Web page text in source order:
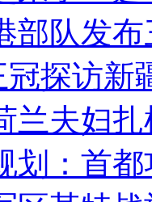
部队发
探访新
兰夫妇
划：首